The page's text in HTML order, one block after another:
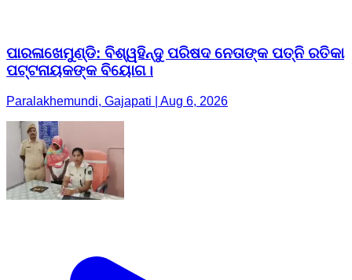
ପାରଳାଖେମୁଣ୍ଡି: ବିଶ୍ୱହିନ୍ଦୁ ପରିଷଦ ନେତାଙ୍କ ପତ୍ନି ରତିକା
ପଟ୍ଟନାୟକଙ୍କ ବିୟୋଗ।
Paralakhemundi, Gajapati | Aug 6, 2026